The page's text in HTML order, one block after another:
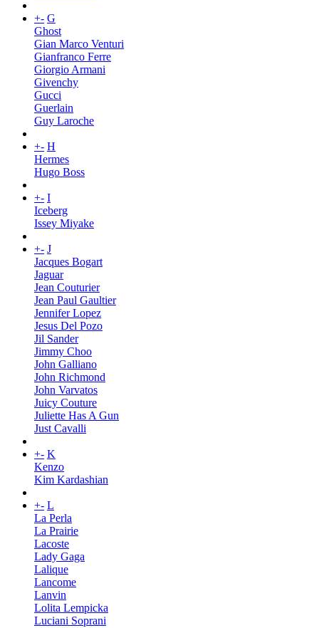
+- G
Ghost
Gian Marco Venturi
Gianfranco Ferre
Giorgio Armani
Givenchy
Gucci
Guerlain
Guy Laroche
+- H
Hermes
Hugo Boss
+- I
Iceberg
Issey Miyake
+- J
Jacques Bogart
Jaguar
Jean Couturier
Jean Paul Gaultier
Jennifer Lopez
Jesus Del Pozo
Jil Sander
Jimmy Choo
John Galliano
John Richmond
John Varvatos
Juicy Couture
Juliette Has A Gun
Just Cavalli
+- K
Kenzo
Kim Kardashian
+- L
La Perla
La Prairie
Lacoste
Lady Gaga
Lalique
Lancome
Lanvin
Lolita Lempicka
Luciani Soprani